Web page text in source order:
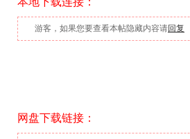
游客，如果您要查看本帖隐藏内容请回复
网盘下载链接：